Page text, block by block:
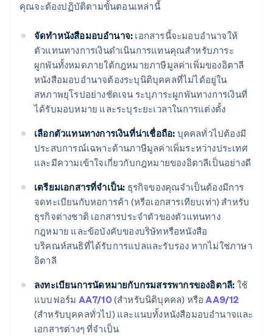
คุณจะต้องปฏิบัติตามขั้นตอนเหล่านี้
จัดทำหนังสือมอบอำนาจ: เอกสารนี้จะมอบอำนาจให้
ตัวแทนทางการเงินดำเนินการแทนคุณสำหรับภาระ
ผูกพันทั้งหมดภายใต้กฎหมายภาษีมูลค่าเพิ่มของอิตาลี
หนังสือมอบอำนาจต้องระบุนิติบุคคลที่ไม่ได้อยู่ใน
สหภาพยุโรปอย่างชัดเจน ระบุภาระผูกพันทางการเงินที่
ได้รับมอบหมาย และระบุระยะเวลาในการแต่งตั้ง
เลือกตัวแทนทางการเงินที่น่าเชื่อถือ: บุคคลทั่วไปต้องมี
ประสบการณ์เฉพาะด้านภาษีมูลค่าเพิ่มระหว่างประเทศ
และมีความเข้าใจเกี่ยวกับกฎหมายของอิตาลีเป็นอย่างดี
เตรียมเอกสารที่จำเป็น: ธุรกิจของคุณจำเป็นต้องมีการ
จดทะเบียนกับหอการค้า (หรือเอกสารเทียบเท่า) สำหรับ
ธุรกิจต่างชาติ เอกสารประจำตัวของตัวแทนทาง
กฎหมาย และข้อบังคับของบริษัทหรือหนังสือ
บริคณห์สนธิที่ได้รับการแปลและรับรอง หากไม่ใช่ภาษา
อิตาลี
ลงทะเบียนการนัดหมายกับกรมสรรพากรของอิตาลี: ใช้
แบบฟอร์ม AA7/10 (สำหรับนิติบุคคล) หรือAA9/12
(สำหรับบุคคลทั่วไป) และแนบทั้งหนังสือมอบอำนาจและ
เอกสารต่างๆ ที่จำเป็น